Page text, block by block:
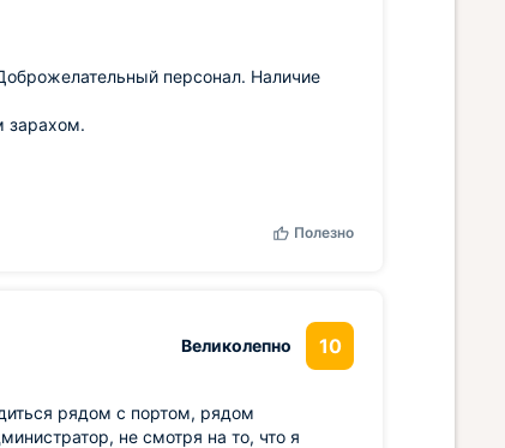
персонал. Наличие
зарахом.
Полезно
Великолепно 10
рядом с портом, рядом
не смотря на то, что я